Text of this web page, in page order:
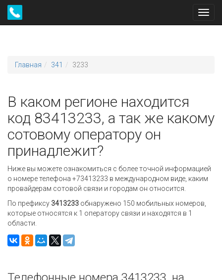
Главная 341 3233
В каком регионе находится
код 83413233, а так же какому
сотовому оператору он
принадлежит?
Ниже вы можете ознакомиться с более точной информацией
о номере телефона +73413233 в международном виде, каким
провайдерам сотовой связи и городам он относится.
По префиксу 3413233 обнаружено 150 мобильных номеров,
которые относятся к 1 оператору связи и находятся в 1
области.